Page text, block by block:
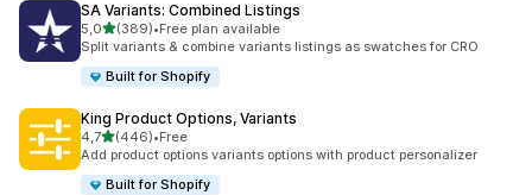
SA Variants: Combined Listings
5,0/ 5 tähteä
(389)
389 arvostelua yhteensä
•Free plan available
Split variants & combine variants listings as swatches for CRO
Built for Shopify
King Product Options, Variants
4,7/ 5 tähteä
(446)
446 arvostelua yhteensä
•Free
Add product options variants options with product personalizer
Built for Shopify